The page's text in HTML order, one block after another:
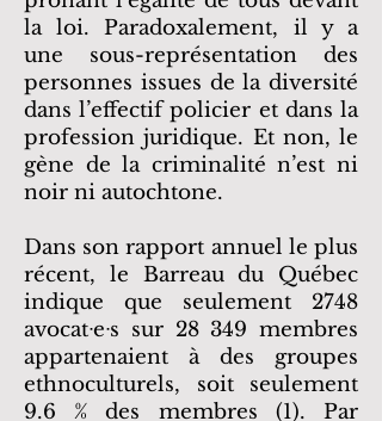
la loi. Paradoxalement, il y a
une sous-représentation des
personnes issues de la diversité
dans l’effectif policier et dans la
profession juridique. Et non, le
gène de la criminalité n’est ni
noir ni autochtone.
Dans son rapport annuel le plus
récent, le Barreau du Québec
indique que seulement 2748
avocatᐧeᐧs sur 28 349 membres
appartenaient à des groupes
ethnoculturels, soit seulement
9.6 % des membres (1). Par